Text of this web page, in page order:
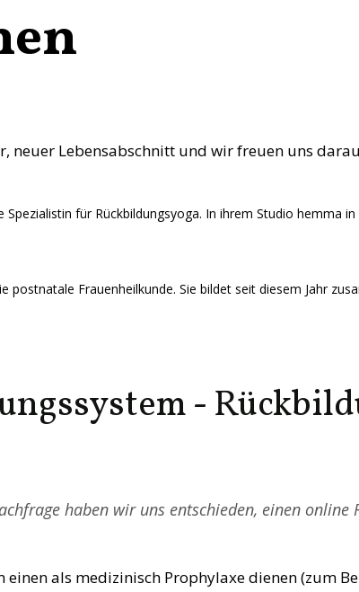
neuer Lebensabschnitt und wir freuen uns
für Rückbildungsyoga. In ihrem Studio hemma
Frauenheilkunde. Sie bildet seit diesem Jahr
-
haben wir uns entschieden, einen online
einen als medizinisch Prophylaxe dienen (zum